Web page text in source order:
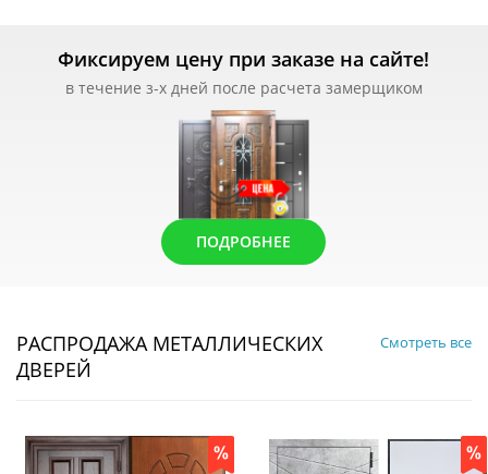
Фиксируем цену при заказе на сайте!
в течение з-х дней после расчета замерщиком
ПОДРОБНЕЕ
РАСПРОДАЖА МЕТАЛЛИЧЕСКИХ
ДВЕРЕЙ
Смотреть все